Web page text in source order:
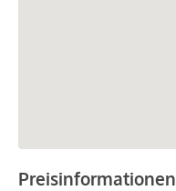
Preisinformationen